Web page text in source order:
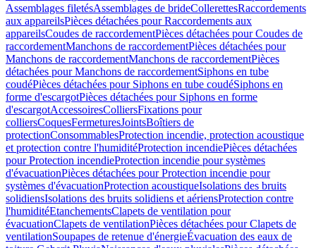
Assemblages filetésAssemblages de brideCollerettesRaccordements
aux appareilsPièces détachées pour Raccordements aux
appareilsCoudes de raccordementPièces détachées pour Coudes de
raccordementManchons de raccordementPièces détachées pour
Manchons de raccordementManchons de raccordementPièces
détachées pour Manchons de raccordementSiphons en tube
coudéPièces détachées pour Siphons en tube coudéSiphons en
forme d'escargotPièces détachées pour Siphons en forme
d'escargotAccessoiresColliersFixations pour
colliersCoquesFermeturesJointsBoîtiers de
protectionConsommablesProtection incendie, protection acoustique
et protection contre l'humiditéProtection incendiePièces détachées
pour Protection incendieProtection incendie pour systèmes
d'évacuationPièces détachées pour Protection incendie pour
systèmes d'évacuationProtection acoustiqueIsolations des bruits
solidiensIsolations des bruits solidiens et aériensProtection contre
l'humiditéEtanchementsClapets de ventilation pour
évacuationClapets de ventilationPièces détachées pour Clapets de
ventilationSoupapes de retenue d'énergieÉvacuation des eaux de